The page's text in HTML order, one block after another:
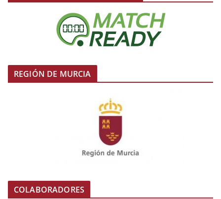
REGIÓN DE MURCIA
COLABORADORES